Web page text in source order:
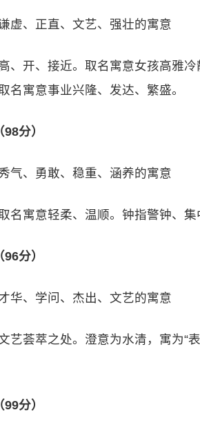
虚、正直、文艺、强壮的寓意
、开、接近。取名寓意女孩高雅
名寓意事业兴隆、发达、繁盛。
分）
气、勇敢、稳重、涵养的寓意
名寓意轻柔、温顺。钟指警钟、集
分）
华、学问、杰出、文艺的寓意
艺荟萃之处。澄意为水清，寓为“
分）